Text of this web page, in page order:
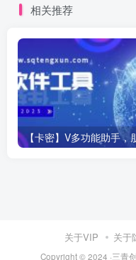
相关推荐
关于VIP 关于
Copyright © 2024 ·三青